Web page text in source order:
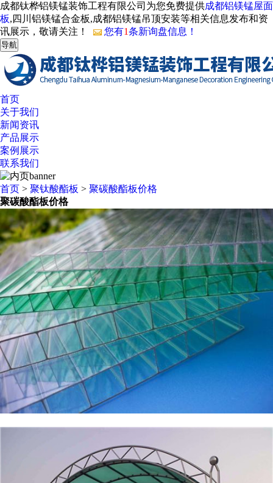
成都钛桦铝镁锰装饰工程有限公司为您免费提供成都铝镁锰屋面
板,四川铝镁锰合金板,成都铝镁锰吊顶安装等相关信息发布和资
讯展示，敬请关注！
您有1条新询盘信息！
导航
首页
关于我们
新闻资讯
产品展示
案例展示
联系我们
首页 > 聚钛酸酯板 > 聚碳酸酯板价格
聚碳酸酯板价格